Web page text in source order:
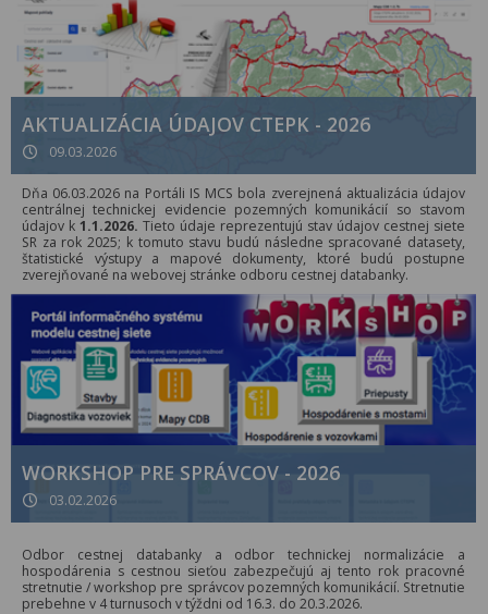
AKTUALIZÁCIA ÚDAJOV CTEPK - 2026
09.03.2026
Dňa 06.03.2026 na Portáli IS MCS bola zverejnená aktualizácia údajov
centrálnej technickej evidencie pozemných komunikácií so stavom
údajov k 1.1.2026. Tieto údaje reprezentujú stav údajov cestnej siete
SR za rok 2025; k tomuto stavu budú následne spracované datasety,
štatistické výstupy a mapové dokumenty, ktoré budú postupne
zverejňované na webovej stránke odboru cestnej databanky.
WORKSHOP PRE SPRÁVCOV - 2026
03.02.2026
Odbor cestnej databanky a odbor technickej normalizácie a
hospodárenia s cestnou sieťou zabezpečujú aj tento rok pracovné
stretnutie / workshop pre správcov pozemných komunikácií. Stretnutie
prebehne v 4 turnusoch v týždni od 16.3. do 20.3.2026.